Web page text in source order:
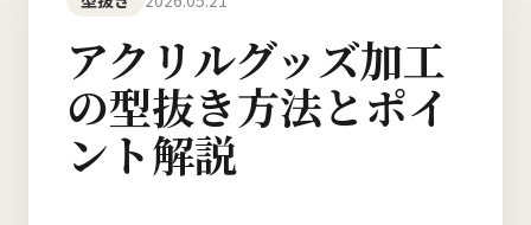
アクリルグッズ加工
の型抜き方法とポイ
ント解説